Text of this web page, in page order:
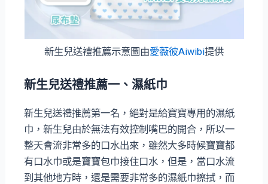
新生兒送禮推薦示意圖由愛薇彼Aiwibi提供
新生兒送禮推薦一、濕紙巾
新生兒送禮推薦第一名，絕對是給寶寶專用的濕紙
巾，新生兒由於無法有效控制嘴巴的開合，所以一
整天會流非常多的口水出來，雖然大多時候寶寶都
有口水巾或是寶寶包巾接住口水，但是，當口水流
到其他地方時，還是需要非常多的濕紙巾擦拭，而